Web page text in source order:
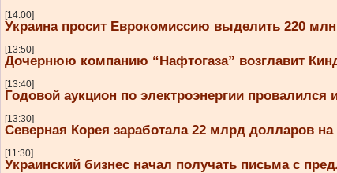
[14:00]
Украина просит Еврокомиссию выделить 220
[13:50]
Дочернюю компанию “Нафтогаза” возглавит
[13:40]
Годовой аукцион по электроэнергии
[13:30]
Северная Корея заработала 22 млрд долларов
[11:30]
Украинский бизнес начал получать письма с